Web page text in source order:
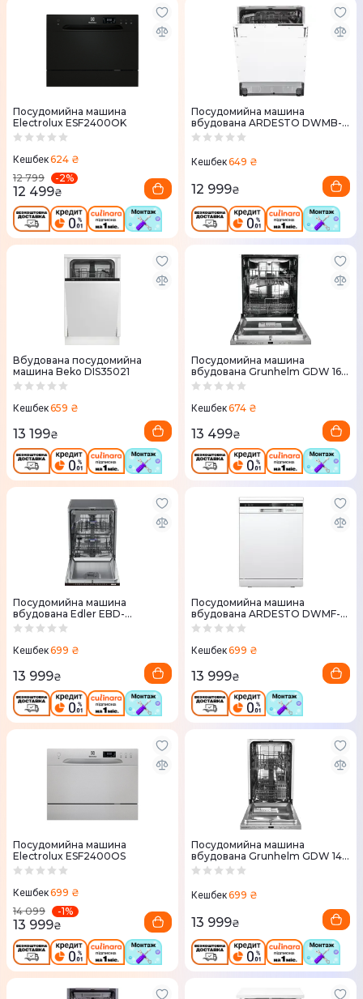
Посудомийна машина
Electrolux ESF2400OK
Кешбек624 ₴
12 799
-2%
12 499₴
Посудомийна машина
вбудована ARDESTO DWMB-
V605
Кешбек649 ₴
12 999₴
Вбудована посудомийна
машина Beko DIS35021
Кешбек659 ₴
13 199₴
Посудомийна машина
вбудована Grunhelm GDW 160
S
Кешбек674 ₴
13 499₴
Посудомийна машина
вбудована Edler EBD-
6030PDHS
Кешбек699 ₴
13 999₴
Посудомийна машина
вбудована ARDESTO DWMF-
G605W
Кешбек699 ₴
13 999₴
Посудомийна машина
Electrolux ESF2400OS
Кешбек699 ₴
14 099
-1%
13 999₴
Посудомийна машина
вбудована Grunhelm GDW 145
MG
Кешбек699 ₴
13 999₴